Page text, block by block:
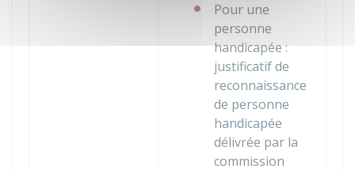
Pour une
personne
handicapée :
justificatif de
reconnaissance
de personne
handicapée
délivrée par la
commission